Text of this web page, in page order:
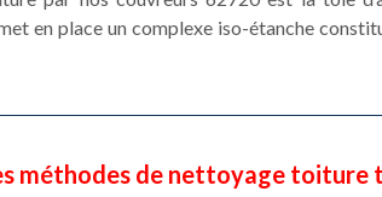
en place un complexe iso-étanche
méthodes de nettoyage toiture